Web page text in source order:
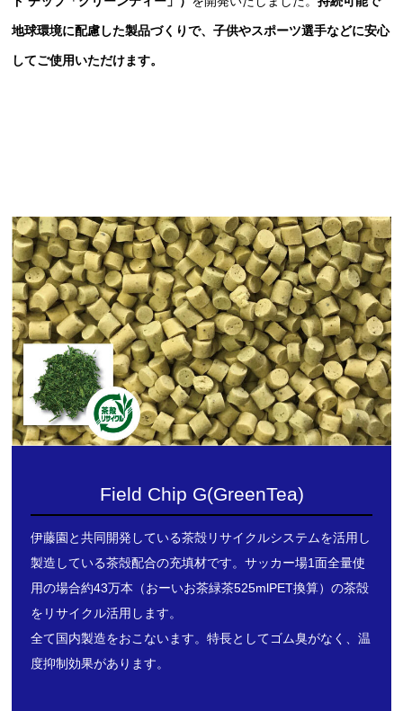
地球環境に配慮した製品づくりで、子供やスポーツ選手などに安心
してご使用いただけます。
Field Chip G(GreenTea)
伊藤園と共同開発している茶殻リサイクルシステムを活用し
製造している茶殻配合の充填材です。サッカー場1面全量使
用の場合約43万本（おーいお茶緑茶525mlPET換算）の茶殻
をリサイクル活用します。
全て国内製造をおこないます。特長としてゴム臭がなく、温
度抑制効果があります。